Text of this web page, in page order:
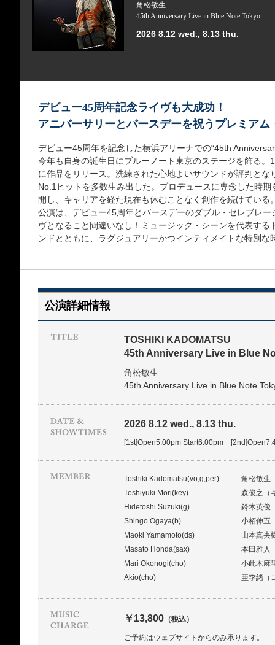
角松敏生
45th Anniversary Live in Blue Note Tokyo
2026 8.12 wed., 8.13 thu.
デビュー45周年記念ライヴも大成功！
アニバーサリーとバースデーを祝うプレミアム
デビュー45周年を記念した横浜アリーナでの“45th
今年も自身の誕生日にブルーノート東京のステージを飾る
に作品をリリース。洗練された心地よいサウンドが評判と
No.1ヒットを多数生み出した。プロデュースに専念した時
開し、キャリアを経た現在も休むことなく創作を続けてい
公演は、デビュー45周年とバースデーのダブル・セレブレ
ヴとなること間違いなし！ミュージック・シーンを代表す
ンドとともに、ラグジュアリーかつインティメイトな特別な
公演詳細情報
TOSHIKI KADOMATSU
45th Anniversary Live in Blue
角松敏生
45th Anniversary Live in Blue Note
2026 8.12 wed., 8.13 thu.
[1st]Open5:00pm Start6:00pm
Toshiki Kadomatsu(vo,g,per)
角松敏生
Toshiyuki Mori(key)
森俊之（
Hidetoshi Suzuki(g)
鈴木英俊
Shingo Ogaya(b)
小栢伸五
Maoki Yamamoto(ds)
山本真央
Masato Honda(sax)
本田雅人
Mari Okonogi(cho)
小此木麻
Akio(cho)
亜季緒（
￥13,800 （税込）
ご予約はウェブサイトからのみ承ります。